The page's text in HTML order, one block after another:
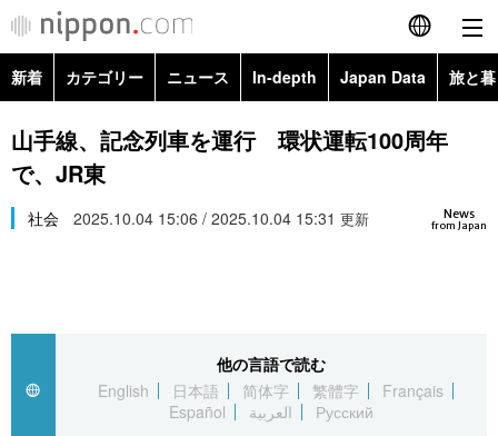
English
简体字
Русский
カテゴリー
経済・ビジネス
国際
トップ
アーカイブ
In-depth
Japan Data
新着 カテゴリー ニュース In-depth Japan Data 旅と
政治・外交
経済・ビジネス
Topics
山手線、記念列車を運行 環状運転100周年
で、JR東
News
from Japan
社会 2025.10.04 15:06 / 2025.10.04 15:31 更新
他の言語で読む
English
日本語 简体字 繁體字
Français
Español
العربية Русский